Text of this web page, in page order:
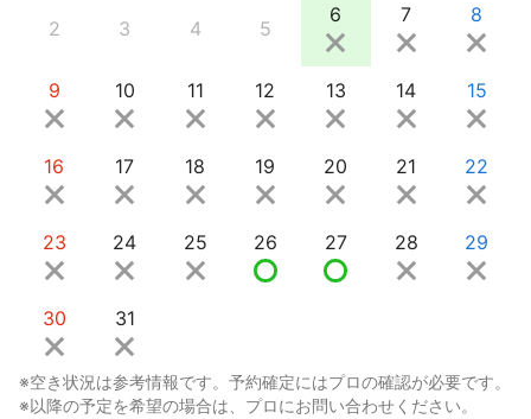
2 3 4 5
6 7 8
9 10 11 12 13 14 15
16 17 18 19 20 21 22
23 24 25 26 27 28 29
30 31
※空き状況は参考情報です。予約確定にはプロの確認が必要です。
※以降の予定を希望の場合は、プロにお問い合わせください。